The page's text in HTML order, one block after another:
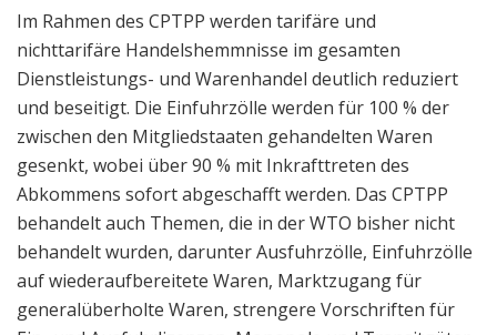
Im Rahmen des CPTPP werden tarifäre und
nichttarifäre Handelshemmnisse im gesamten
Dienstleistungs- und Warenhandel deutlich reduziert
und beseitigt. Die Einfuhrzölle werden für 100 % der
zwischen den Mitgliedstaaten gehandelten Waren
gesenkt, wobei über 90 % mit Inkrafttreten des
Abkommens sofort abgeschafft werden. Das CPTPP
behandelt auch Themen, die in der WTO bisher nicht
behandelt wurden, darunter Ausfuhrzölle, Einfuhrzölle
auf wiederaufbereitete Waren, Marktzugang für
generalüberholte Waren, strengere Vorschriften für